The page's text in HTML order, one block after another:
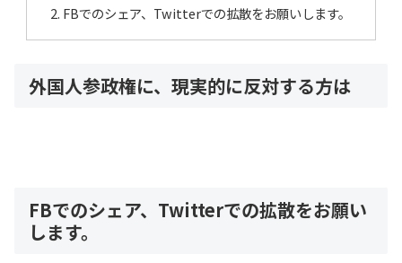
FBでのシェア、Twitterでの拡散をお願いします。
外国人参政権に、現実的に反対する方は
FBでのシェア、Twitterでの拡散をお願い
します。